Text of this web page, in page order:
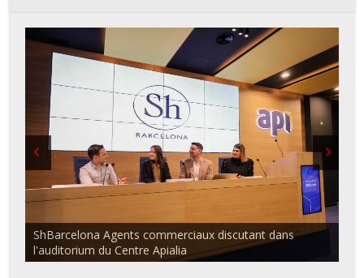
ShBarcelona Agents commerciaux discutant dans
l'auditorium du Centre Apialia